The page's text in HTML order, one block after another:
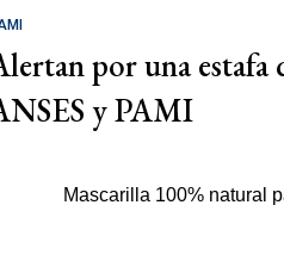
por una estafa
y PAMI